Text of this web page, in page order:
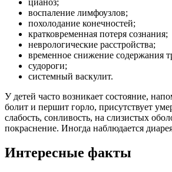
воспаление лимфоузлов;
похолодание конечностей;
кратковременная потеря сознания;
неврологические расстройства;
временное снижение содержания
судороги;
системный васкулит.
У детей часто возникает состояние,
болит и першит горло, присутствует
слабость, сонливость, на слизистых
покраснение. Иногда наблюдается
Интересные факты